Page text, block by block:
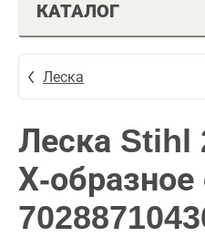
КАТАЛОГ
Леска
Леска
Х-образное